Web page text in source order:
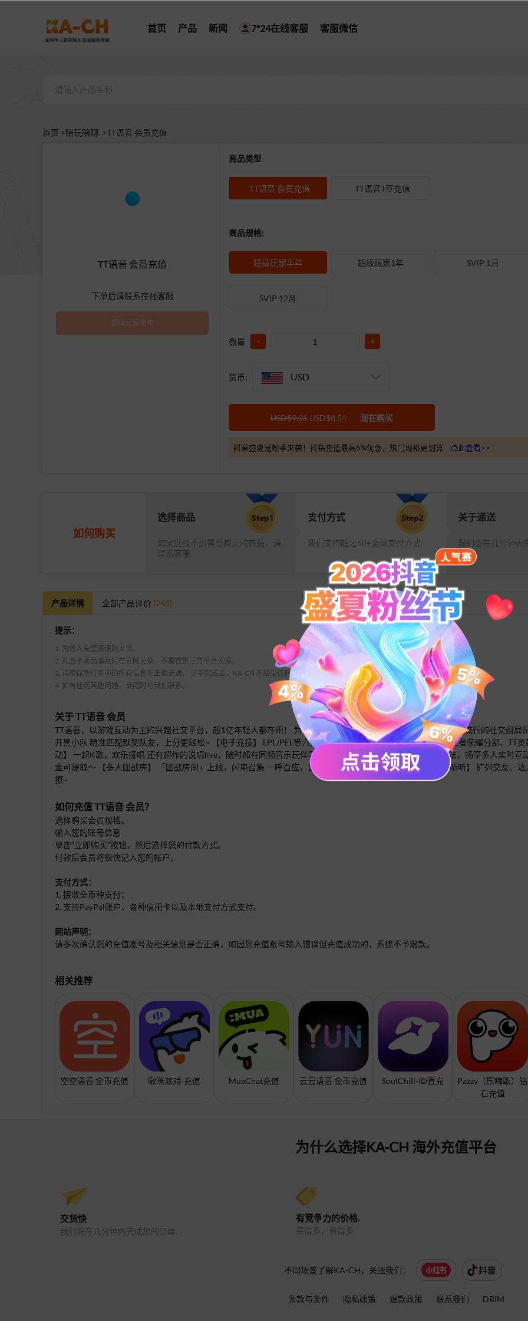
首页 产品 新闻 7*24在线客服 客服微信
首页 >陪玩陪聊. >TT语音 会员充值
TT语音 会员充值
下单后请联系在线客服
超级玩家半年
商品类型
TT语音 会员充值 TT语音T豆充值
商品规格:
超级玩家半年 超级玩家1年 SVIP 1月
SVIP 12月
数量 - +
货币: USD
USD$9.06 USD$8.54 现在购买
抖音盛夏宠粉季来袭！抖钻充值最高6%优惠，热门规格更划算 点此查看>>
如何购买
选择商品
如果您找不到需要购买的商品，请
联系客服.
支付方式
我们支持超过60+全球支付方式;
关于递送
我们会在几分钟内
产品详情 全部产品评价 (248)
提示：
1. 为他人充值请谨防上当。
2. 礼品卡商品请及时在官网兑换，不要在第三方平台兑换。
3. 请确保您订单中的所有信息均正确无误。 订单完成后，KA-CH 不接受任何退款请求。
4. 如有任何其他问题，请随时与我们联系。
关于TT语音 会员
TT语音，以游戏互动为主的兴趣社交平台，超1亿年轻人都在用！ 为你提供组队开黑、线上K歌、玩伴扩列等时下流行的社交组局
开黑小队 精准匹配默契队友，上分更轻松~ 【电子竞技】 LPL/PEL等六大头部电竞赛事官方合作伙伴 拥有TTG王者荣耀分部、TT
动】 一起K歌，欢乐接唱 还有超炸的说唱live，随时都有同频音乐玩伴等你上线~ 【赛事玩法】 丰富的赛事玩法，畅享多人实时
金可提取～ 【多人团战房】 「团战房间」上线，闪电召集 一呼百应，更多麦位和工具助战队决胜千里 【娱乐听听】 扩列交友、
撩~
如何充值TT语音 会员？
选择购买会员规格。
输入您的账号信息
单击“立即购买”按钮，然后选择您的付款方式。
付款后会员将很快记入您的帐户。
支付方式：
1. 接收全币种支付；
2. 支持PayPal账户、各种信用卡以及本地支付方式支付。
网站声明：
请多次确认您的充值账号及相关信息是否正确，如因您充值账号输入错误但充值成功的，系统不予退款。
相关推荐
空空语音 金币充值 啾咪派对-充值 MuaChat充值 云云语音 金币充值 SoulChill-ID直充
Pazzy（原嗨歌）钻
石充值
为什么选择KA-CH 海外充值平台
交货快
我们将在几分钟内完成您的订单.
有竞争力的价格.
买得多，省得多
不同场景了解KA-CH，关注我们：
条款与条件 隐私政策 退款政策 联系我们 DBIM